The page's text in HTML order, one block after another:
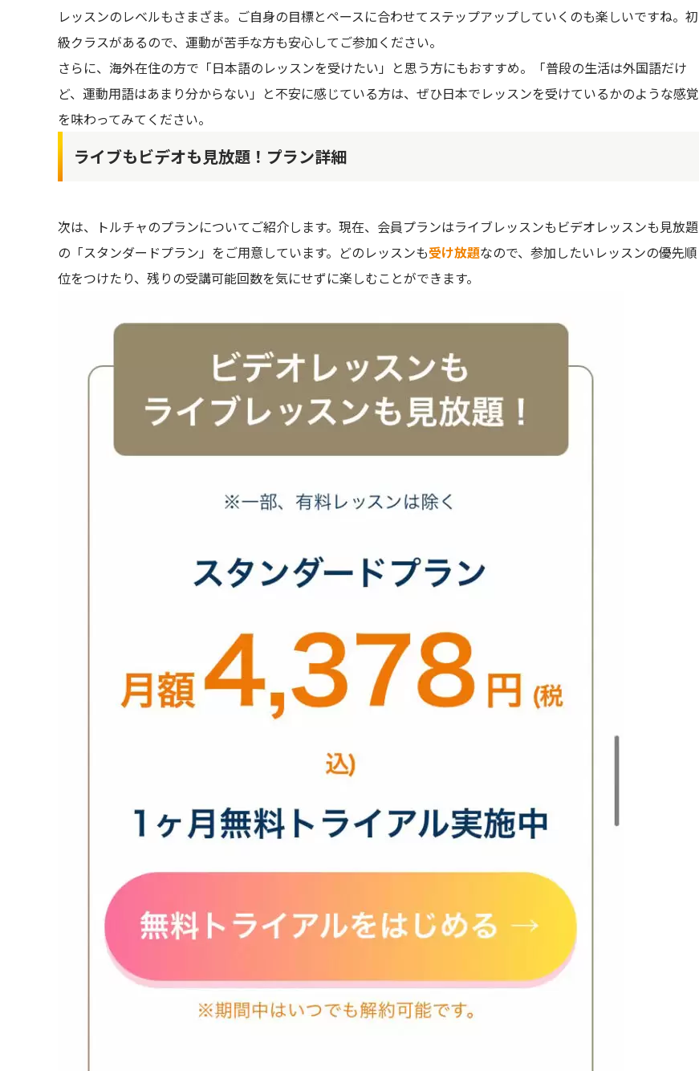
レッスンのレベルもさまざま。ご自身の目標とペースに合わせてステップアップしていくのも楽しいですね。初
級クラスがあるので、運動が苦手な方も安心してご参加ください。
さらに、海外在住の方で「日本語のレッスンを受けたい」と思う方にもおすすめ。「普段の生活は外国語だけ
ど、運動用語はあまり分からない」と不安に感じている方は、ぜひ日本でレッスンを受けているかのような感覚
を味わってみてください。
ライブもビデオも見放題！プラン詳細
次は、トルチャのプランについてご紹介します。現在、会員プランはライブレッスンもビデオレッスンも見放題
の「スタンダードプラン」をご用意しています。どのレッスンも受け放題なので、参加したいレッスンの優先順
位をつけたり、残りの受講可能回数を気にせずに楽しむことができます。